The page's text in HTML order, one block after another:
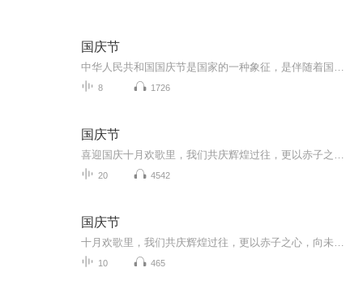
国庆节
8 1726
国庆节
20 4542
国庆节
10 465